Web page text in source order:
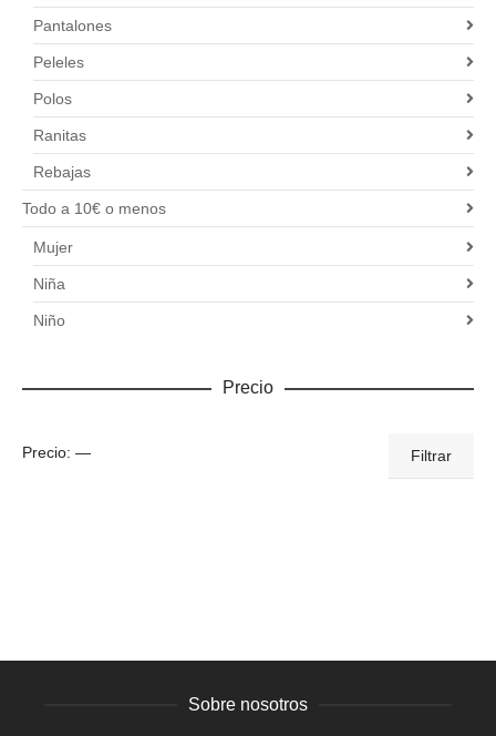
Pantalones
Peleles
Polos
Ranitas
Rebajas
Todo a 10€ o menos
Mujer
Niña
Niño
Precio
Precio
Precio
Filtrar
Precio: —
Sobre nosotros